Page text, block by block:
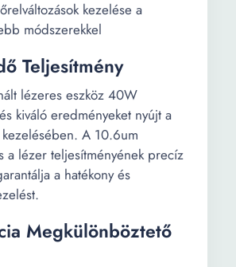
kezelése a
módszerekkel
Teljesítmény
lézeres eszköz 40W
kiváló eredményeket nyújt a
A 10.6um
a lézer teljesítményének precíz
a hatékony és
Megkülönböztető